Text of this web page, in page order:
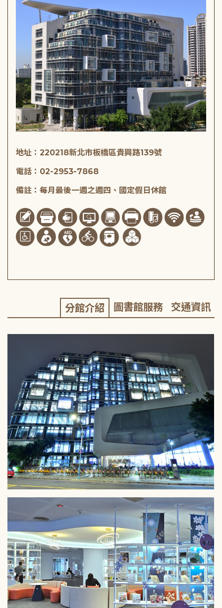
地址：220218新北市板橋區貴興路139號
電話：02-2953-7868
備註：每月最後一週之週四、國定假日休館
分館介紹 圖書館服務 交通資訊